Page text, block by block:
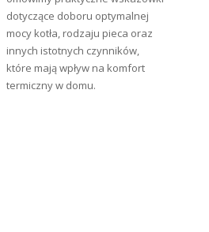
dotyczące doboru optymalnej
mocy kotła, rodzaju pieca oraz
innych istotnych czynników,
które mają wpływ na komfort
termiczny w domu.